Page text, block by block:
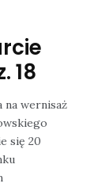
18
na wernisaż
się 20